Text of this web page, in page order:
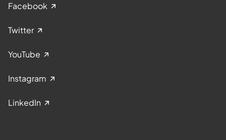
Facebook
Twitter
YouTube
Instagram
LinkedIn